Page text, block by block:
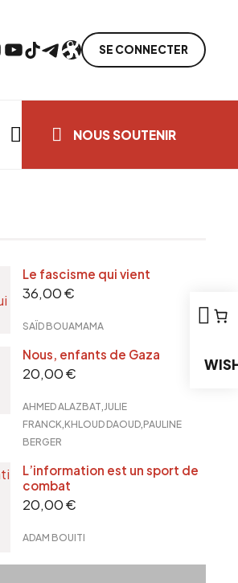
YouTube TikTok TelegramLien SE CONNECTER
NOUS SOUTENIR
Le fascisme qui vient
36,00€
SAÏD BOUAMAMA
Nous, enfants de Gaza
20,00€
AHMED ALAZBAT JULIE
FRANCK KHLOUD DAOUD PAULINE
BERGER
L’information est un sport de
combat
20,00€
ADAM BOUITI